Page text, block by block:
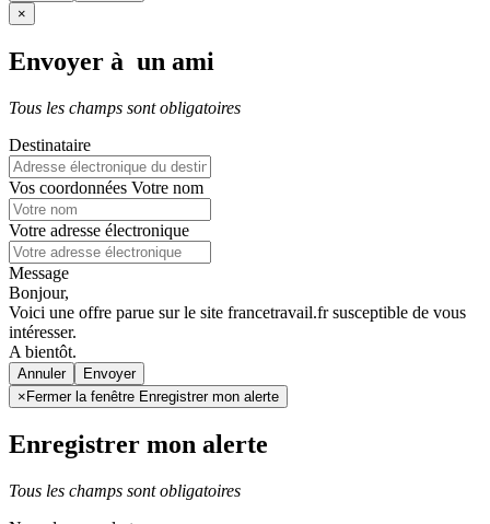
×
Envoyer à un ami
Tous les champs sont obligatoires
Destinataire
Vos coordonnées Votre nom
Votre adresse électronique
Message
Bonjour,
Voici une offre parue sur le site francetravail.fr susceptible de vous
intéresser.
A bientôt.
Annuler
× Fermer la fenêtre Enregistrer mon alerte
Enregistrer mon alerte
Tous les champs sont obligatoires